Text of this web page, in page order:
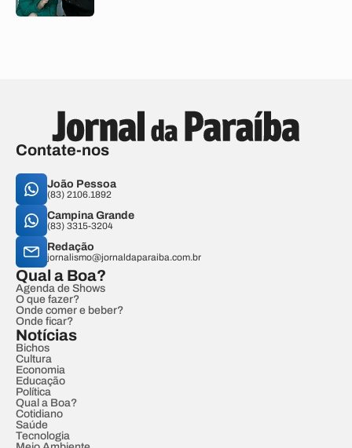
Contate-nos
João Pessoa
(83) 2106.1892
Campina Grande
(83) 3315-3204
Redação
jornalismo@jornaldaparaiba.com.br
Qual a Boa?
Agenda de Shows
O que fazer?
Onde comer e beber?
Onde ficar?
Notícias
Bichos
Cultura
Economia
Educação
Política
Qual a Boa?
Cotidiano
Saúde
Tecnologia